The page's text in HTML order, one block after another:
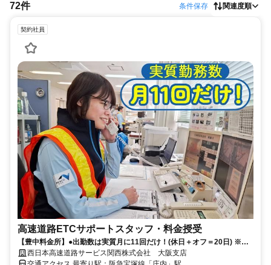
72件 条件保存 関連度順
契約社員
高速道路ETCサポートスタッフ・料金授受
【豊中料金所】●出勤数は実質月に11回だけ！(休日＋オフ＝20日) ※詳
細は原稿内をチェック
西日本高速道路サービス関西株式会社 大阪支店